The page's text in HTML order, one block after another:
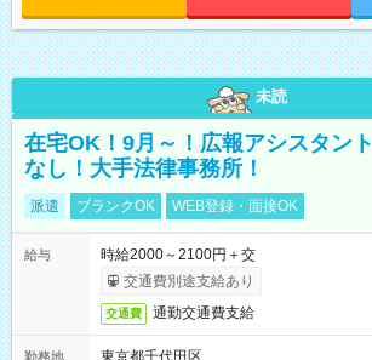
未読
在宅OK！9月～！広報アシスタン
なし！大手法律事務所！
派遣 ブランクOK WEB登録・面接OK
給与
時給2000～2100円＋交
交通費別途支給あり
交通費 通勤交通費支給
勤務地
東京都千代田区